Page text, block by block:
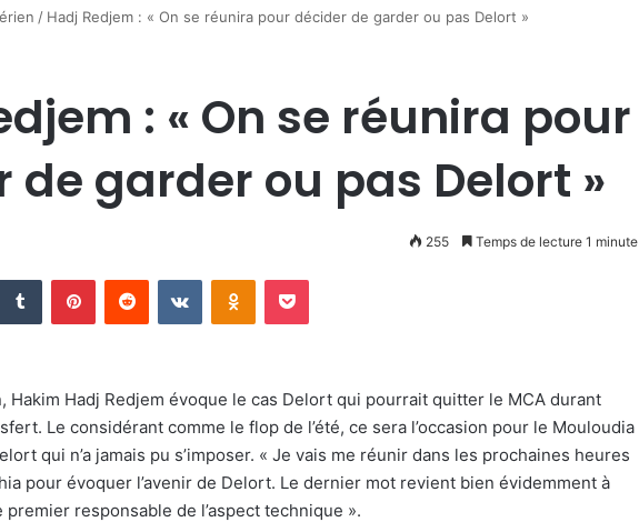
/ Hadj Redjem : « On se réunira pour décider de garder ou pas Delort »
: « On se réunira pour
de garder ou pas Delort »
255 Temps de lecture 1 minute
Tumblr PinterestReddit VKontakteOdnoklassniki
Pocket
Hakim Hadj Redjem évoque le cas Delort qui pourrait quitter le MCA durant
Le considérant comme le flop de l’été, ce sera l’occasion pour le Mouloudia
qui n’a jamais pu s’imposer. « Je vais me réunir dans les prochaines heures
pour évoquer l’avenir de Delort. Le dernier mot revient bien évidemment à
premier responsable de l’aspect technique ».